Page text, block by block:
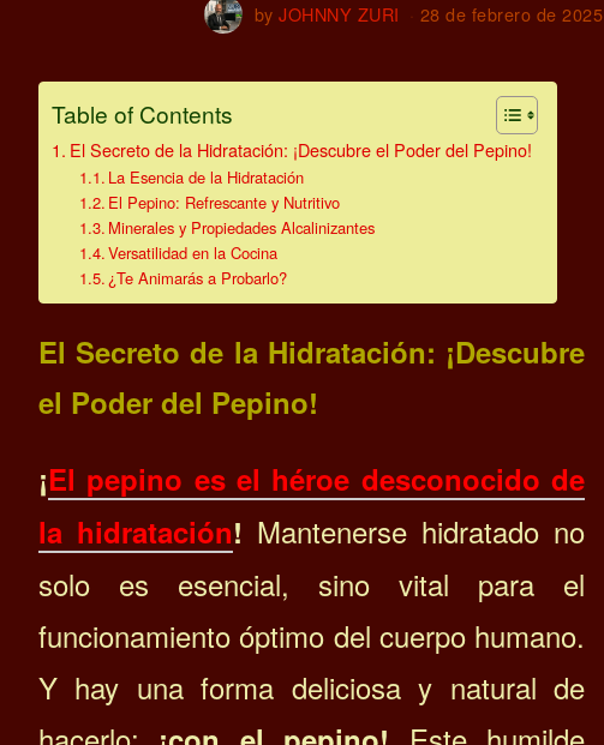
byJOHNNY ZURI 28 de febrero de 2025
Table of Contents
El Secreto de la Hidratación: ¡Descubre el Poder del Pepino!
La Esencia de la Hidratación
El Pepino: Refrescante y Nutritivo
Minerales y Propiedades Alcalinizantes
Versatilidad en la Cocina
¿Te Animarás a Probarlo?
El Secreto de la Hidratación: ¡Descubre
el Poder del Pepino!
¡El pepino es el héroe desconocido de
la hidratación! Mantenerse hidratado no
solo es esencial, sino vital para el
funcionamiento óptimo del cuerpo humano.
Y hay una forma deliciosa y natural de